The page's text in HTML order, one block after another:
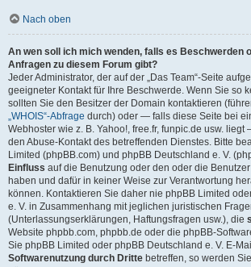
Nach oben
An wen soll ich mich wenden, falls es Beschwerden
Anfragen zu diesem Forum gibt?
Jeder Administrator, der auf der „Das Team“-Seite
geeigneter Kontakt für Ihre Beschwerde. Wenn Sie so
sollten Sie den Besitzer der Domain kontaktieren
„WHOIS“-Abfrage durch) oder — falls diese Seite bei
Webhoster wie z. B. Yahoo!, free.fr, funpic.de usw.
den Abuse-Kontakt des betreffenden Dienstes. Bitte
Limited (phpBB.com) und phpBB Deutschland e. V.
Einfluss auf die Benutzung oder den oder die
haben und dafür in keiner Weise zur Verantwortung
können. Kontaktieren Sie daher nie phpBB Limited
e. V. in Zusammenhang mit jeglichen juristischen
(Unterlassungserklärungen, Haftungsfragen usw.), die
Website phpbb.com, phpbb.de oder die phpBB-
Sie phpBB Limited oder phpBB Deutschland e. V. E-
Softwarenutzung durch Dritte betreffen, so werden